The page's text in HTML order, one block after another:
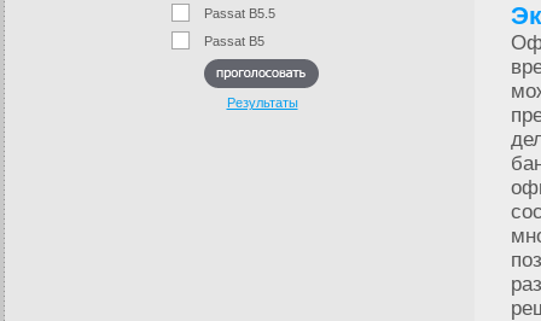
Passat B5.5
Passat B5
Результаты